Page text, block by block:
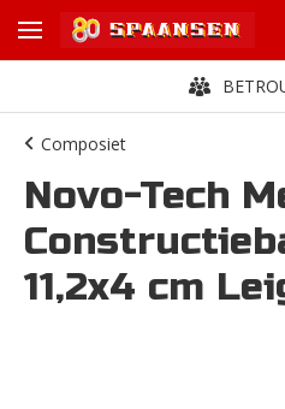
Composiet
Novo-Tech
11,2x4 cm